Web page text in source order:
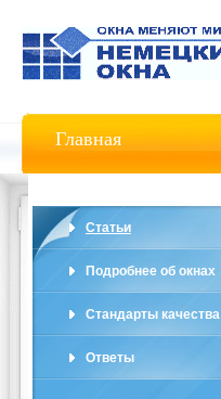
Главная
Статьи
Подробнее об окнах
Стандарты качества
Ответы